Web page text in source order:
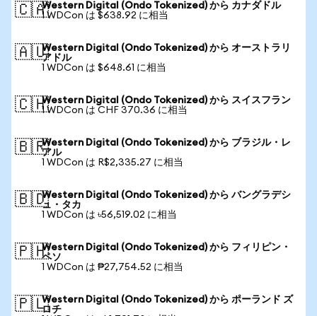
🇨🇦Western Digital (Ondo Tokenized) から カナダドル
1 WDCon は $638.92 に相当
🇦🇺Western Digital (Ondo Tokenized) から オーストラリ
アドル
1 WDCon は $648.61 に相当
🇨🇭Western Digital (Ondo Tokenized) から スイスフラン
1 WDCon は CHF 370.36 に相当
🇧🇷Western Digital (Ondo Tokenized) から ブラジル・レ
アル
1 WDCon は R$2,335.27 に相当
🇧🇩Western Digital (Ondo Tokenized) から バングラデシ
ュ・タカ
1 WDCon は ৳56,519.02 に相当
🇵🇭Western Digital (Ondo Tokenized) から フィリピン・
ペソ
1 WDCon は ₱27,754.52 に相当
🇵🇱Western Digital (Ondo Tokenized) から ポーランド ズ
ロチ